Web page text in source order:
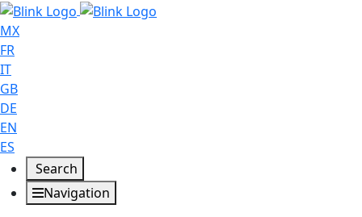
MX
FR
IT
GB
DE
EN
ES
Search
Navigation